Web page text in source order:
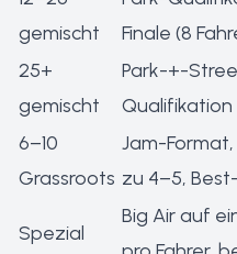
gemischt
Finale (8
25+
gemischt
Park-+-
6–10
Grassroots
Jam-
zu 4–5,
Spezial
Big Air auf